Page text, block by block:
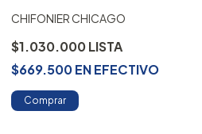
CHIFONIER CHICAGO
$1.030.000
$669.500ENEFECTIVO
Comprar